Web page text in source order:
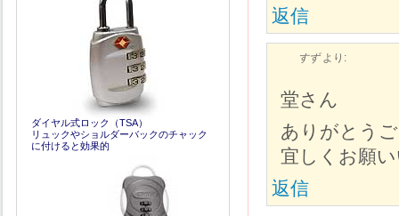
返信
すず より:
堂さん
ありがとう
宜しくお願
返信
ダイヤル式ロック（TSA）
リュックやショルダーバックのチャック
に付けると効果的